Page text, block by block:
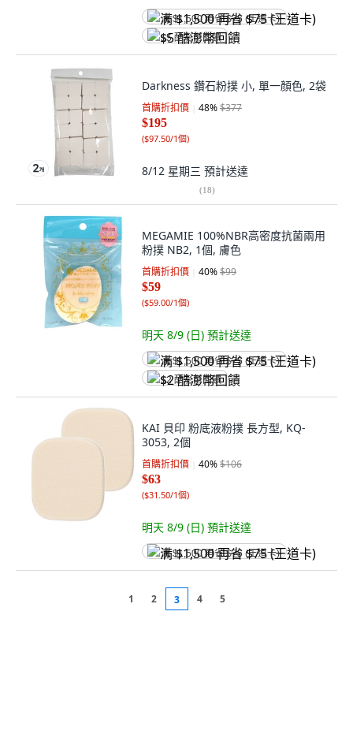
满 $1,500 再省 $75 (王道卡)
$5 酷澎幣回饋
Darkness 鑽石粉撲 小, 單一顏色, 2袋
首購折扣價 48%$377
$195
($97.50/1個)
8/12 星期三 預計送達
(18)
MEGAMIE 100%NBR高密度抗菌兩用
粉撲 NB2, 1個, 膚色
首購折扣價 40%$99
$59
($59.00/1個)
明天 8/9 (日) 預計送達
满 $1,500 再省 $75 (王道卡)
$2 酷澎幣回饋
KAI 貝印 粉底液粉撲 長方型, KQ-
3053, 2個
首購折扣價 40%$106
$63
($31.50/1個)
明天 8/9 (日) 預計送達
满 $1,500 再省 $75 (王道卡)
1 2 3 4 5